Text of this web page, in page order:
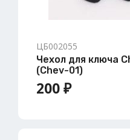
ЦБ002055
Чехол для ключа
(Chev-01)
200 ₽